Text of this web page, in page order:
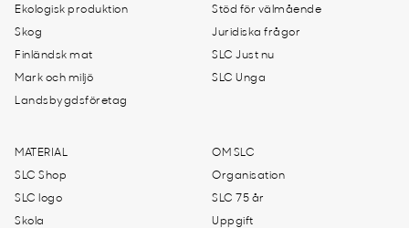
Ekologisk produktion
Skog
Finländsk mat
Mark och miljö
Landsbygdsföretag
Stöd för välmående
Juridiska frågor
SLC Just nu
SLC Unga
MATERIAL
SLC Shop
SLC logo
Skola
OM SLC
Organisation
SLC 75 år
Uppgift